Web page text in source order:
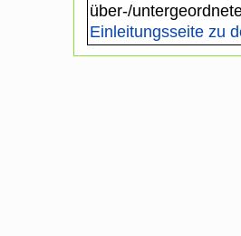
über-/
Einleitungsseite zu